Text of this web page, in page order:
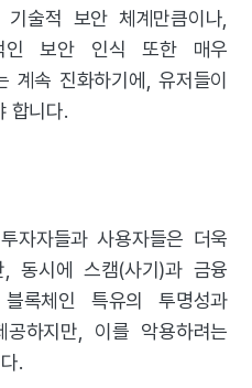
술적 보안 체계만큼이나,
인 보안 인식 또한 매우
계속 진화하기에, 유저들이
합니다.
자자들과 사용자들은 더욱
동시에 스캠(사기)과 금융
록체인 특유의 투명성과
하지만, 이를 악용하려는
.